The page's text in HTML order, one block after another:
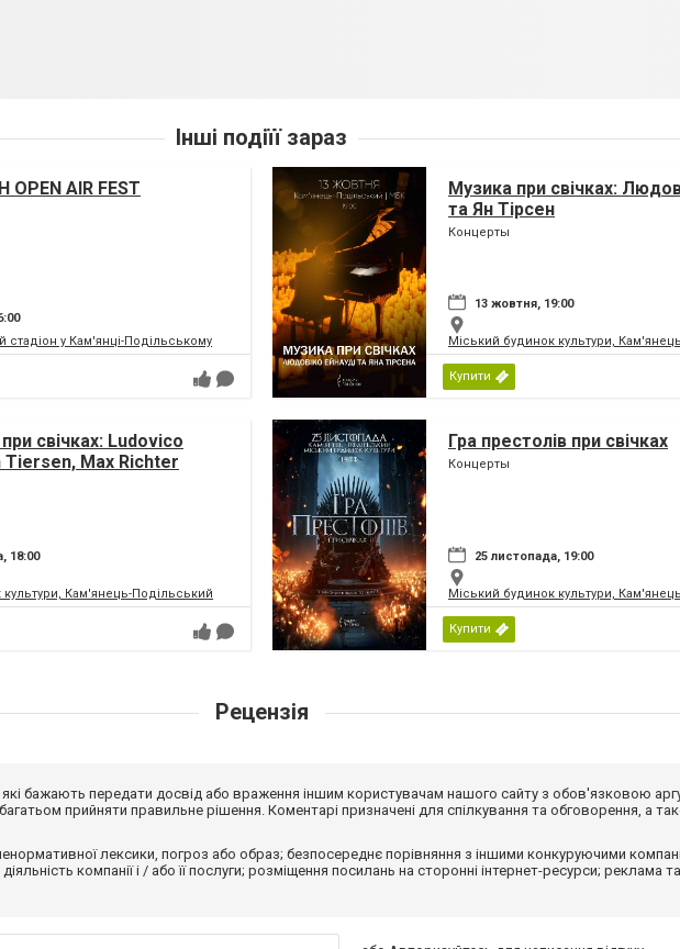
Інші подіїї зараз
OPEN AIR FEST
стадіон у Кам'янці-Подільському
Музика при свічках:
та Ян Тірсен
Концерты
13 жовтня, 19:00
Міський будинок культури,
Купити
свічках: Ludovico
Tiersen, Max Richter
18:00
Кам'янець-Подільський
Гра престолів при свічках
Концерты
25 листопада, 19:00
Міський будинок культури,
Купити
Рецензія
які бажають передати досвід або враження іншим користувачам нашого сайту з обов'язковою
прийняти правильне рішення. Коментарі призначені для спілкування та обговорення, а
лексики, погроз або образ; безпосереднє порівняння з іншими конкуруючими
компанії і / або її послуги; розміщення посилань на сторонні інтернет-ресурси; реклама та